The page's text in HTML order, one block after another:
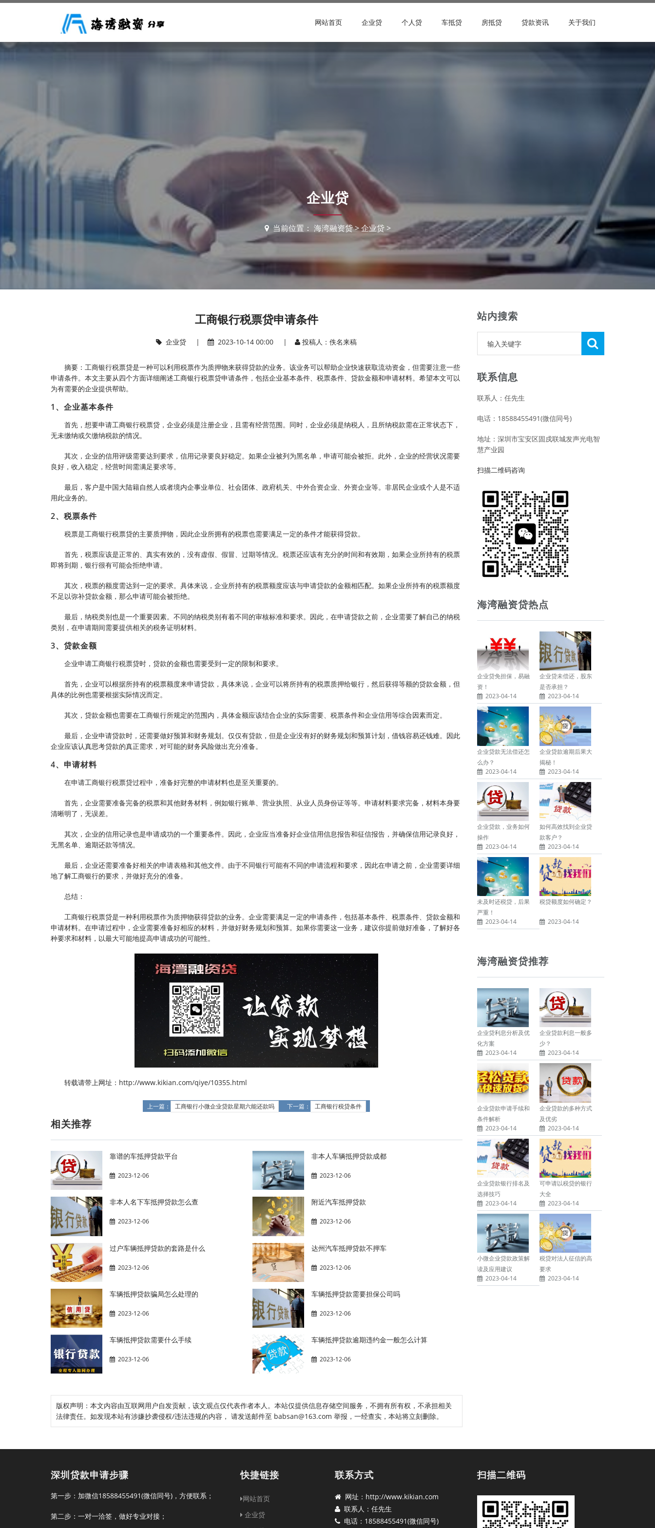
网站首页 企业贷 个人贷 车抵贷 房抵贷 贷款资讯 关于我们
企业贷
当前位置： 海湾融资贷>企业贷>
工商银行税票贷申请条件
企业贷 | 2023-10-14 00:00 | 投稿人：佚名来稿
摘要：工商银行税票贷是一种可以利用税票作为质押物来获得贷款的业务。该业务可以帮助企业快速获取流动资金，但需要注意一些
申请条件。本文主要从四个方面详细阐述工商银行税票贷申请条件，包括企业基本条件、税票条件、贷款金额和申请材料。希望本文可以
为有需要的企业提供帮助。
1、企业基本条件
首先，想要申请工商银行税票贷，企业必须是注册企业，且需有经营范围。同时，企业必须是纳税人，且所纳税款需在正常状态下，
无未缴纳或欠缴纳税款的情况。
其次，企业的信用评级需要达到要求，信用记录要良好稳定。如果企业被列为黑名单，申请可能会被拒。此外，企业的经营状况需要
良好，收入稳定，经营时间需满足要求等。
最后，客户是中国大陆籍自然人或者境内企事业单位、社会团体、政府机关、中外合资企业、外资企业等。非居民企业或个人是不适
用此业务的。
2、税票条件
税票是工商银行税票贷的主要质押物，因此企业所拥有的税票也需要满足一定的条件才能获得贷款。
首先，税票应该是正常的、真实有效的，没有虚假、假冒、过期等情况。税票还应该有充分的时间和有效期，如果企业所持有的税票
即将到期，银行很有可能会拒绝申请。
其次，税票的额度需达到一定的要求。具体来说，企业所持有的税票额度应该与申请贷款的金额相匹配。如果企业所持有的税票额度
不足以弥补贷款金额，那么申请可能会被拒绝。
最后，纳税类别也是一个重要因素。不同的纳税类别有着不同的审核标准和要求。因此，在申请贷款之前，企业需要了解自己的纳税
类别，在申请期间需要提供相关的税务证明材料。
3、贷款金额
企业申请工商银行税票贷时，贷款的金额也需要受到一定的限制和要求。
首先，企业可以根据所持有的税票额度来申请贷款，具体来说，企业可以将所持有的税票质押给银行，然后获得等额的贷款金额，但
具体的比例也需要根据实际情况而定。
其次，贷款金额也需要在工商银行所规定的范围内，具体金额应该结合企业的实际需要、税票条件和企业信用等综合因素而定。
最后，企业申请贷款时，还需要做好预算和财务规划。仅仅有贷款，但是企业没有好的财务规划和预算计划，借钱容易还钱难。因此
企业应该认真思考贷款的真正需求，对可能的财务风险做出充分准备。
4、申请材料
在申请工商银行税票贷过程中，准备好完整的申请材料也是至关重要的。
首先，企业需要准备完备的税票和其他财务材料，例如银行账单、营业执照、从业人员身份证等等。申请材料要求完备，材料本身要
清晰明了，无误差。
其次，企业的信用记录也是申请成功的一个重要条件。因此，企业应当准备好企业信用信息报告和征信报告，并确保信用记录良好，
无黑名单、逾期还款等情况。
最后，企业还需要准备好相关的申请表格和其他文件。由于不同银行可能有不同的申请流程和要求，因此在申请之前，企业需要详细
地了解工商银行的要求，并做好充分的准备。
总结：
工商银行税票贷是一种利用税票作为质押物获得贷款的业务。企业需要满足一定的申请条件，包括基本条件、税票条件、贷款金额和
申请材料。在申请过程中，企业需要准备好相应的材料，并做好财务规划和预算。如果你需要这一业务，建议你提前做好准备，了解好各
种要求和材料，以最大可能地提高申请成功的可能性。
转载请带上网址：http://www.kikian.com/qiye/10355.html
上一篇： 工商银行小微企业贷款星期六能还款吗 下一篇： 工商银行税贷条件
相关推荐
靠谱的车抵押贷款平台
2023-12-06
非本人车辆抵押贷款成都
2023-12-06
非本人名下车抵押贷款怎么查
2023-12-06
附近汽车抵押贷款
2023-12-06
过户车辆抵押贷款的套路是什么
2023-12-06
达州汽车抵押贷款不押车
2023-12-06
车辆抵押贷款骗局怎么处理的
2023-12-06
车辆抵押贷款需要担保公司吗
2023-12-06
车辆抵押贷款需要什么手续
2023-12-06
车辆抵押贷款逾期违约金一般怎么计算
2023-12-06
版权声明：本文内容由互联网用户自发贡献，该文观点仅代表作者本人。本站仅提供信息存储空间服务，不拥有所有权，不承担相关
法律责任。如发现本站有涉嫌抄袭侵权/违法违规的内容， 请发送邮件至 babsan@163.com 举报，一经查实，本站将立刻删除。
站内搜索
联系信息
联系人：任先生
电话：18588455491(微信同号)
地址：深圳市宝安区固戍联城发声光电智
慧产业园
扫描二维码咨询
海湾融资贷热点
企业贷免担保，易融
资！
2023-04-14
企业贷未偿还，股东
是否承担？
2023-04-14
企业贷款无法偿还怎
么办？
2023-04-14
企业贷款逾期后果大
揭秘！
2023-04-14
企业贷款，业务如何
操作
2023-04-14
如何高效找到企业贷
款客户？
2023-04-14
未及时还税贷，后果
严重！
2023-04-14
税贷额度如何确定？
2023-04-14
海湾融资贷推荐
企业贷利息分析及优
化方案
2023-04-14
企业贷款利息一般多
少？
2023-04-14
企业贷款申请手续和
条件解析
2023-04-14
企业贷款的多种方式
及优劣
2023-04-14
企业贷款银行排名及
选择技巧
2023-04-14
可申请以税贷的银行
大全
2023-04-14
小微企业贷款政策解
读及应用建议
2023-04-14
税贷对法人征信的高
要求
2023-04-14
深圳贷款申请步骤
第一步：加微信18588455491(微信同号)，方便联系；
第二步：一对一洽签，做好专业对接；
快捷链接
网站首页
企业贷
联系方式
网址：http://www.kikian.com
联系人：任先生
电话：18588455491(微信同号)
扫描二维码